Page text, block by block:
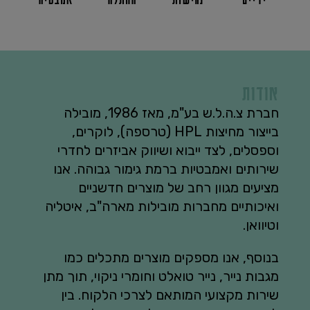
חברת צ.ה.ל.ש בע"מ, מאז 1986, מובילה
בייצור מחיצות HPL (טרספה), לוקרים,
וספסלים, לצד ייבוא ושיווק אביזרים לחדרי
שירותים ואמבטיות ברמת גימור גבוהה. אנו
מציעים מגוון רחב של מוצרים חדשניים
ואיכותיים מחברות מובילות מארה"ב, איטליה
וטיוואן.
בנוסף, אנו מספקים מוצרים מתכלים כמו
מגבות נייר, נייר טואלט וחומרי ניקוי, תוך מתן
שירות מקצועי המותאם לצרכי הלקוח. בין